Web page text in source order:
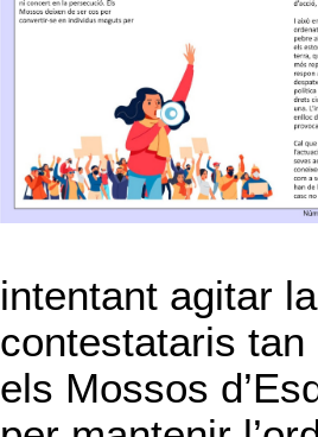
intentant agitar
contestataris tan
els Mossos